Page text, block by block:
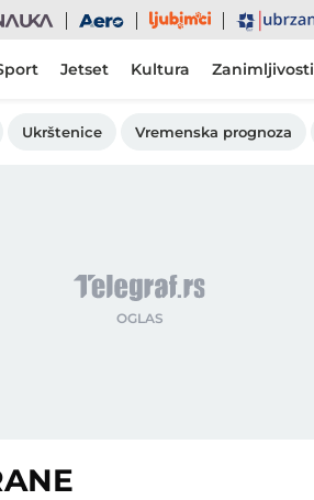
Aero Ljubimci Ubrzanje
Jetset Kultura Zanimljivosti
Ukrštenice Vremenska prognoza